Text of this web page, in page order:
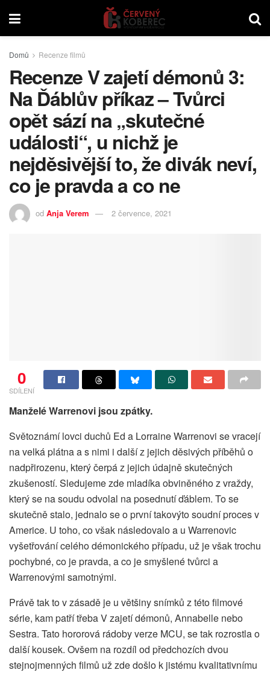
Domů Recenze filmů
Recenze V zajetí démonů 3:
Na Ďáblův příkaz – Tvůrci
opět sází na „skutečné
události“, u nichž je
nejděsivější to, že divák neví,
co je pravda a co ne
od Anja Verem 2 července, 2021
0
SDÍLENÍ
Manželé Warrenovi jsou zpátky.
Světoznámí lovci duchů Ed a Lorraine Warrenovi se vracejí
na velká plátna a s nimi i další z jejich děsivých příběhů o
nadpřirozenu, který čerpá z jejich údajně skutečných
zkušeností. Sledujeme zde mladíka obviněného z vraždy,
který se na soudu odvolal na posednutí ďáblem. To se
skutečně stalo, jednalo se o první takovýto soudní proces v
Americe. U toho, co však následovalo a u Warrenovic
vyšetřování celého démonického případu, už je však trochu
pochybné, co je pravda, a co je smyšlené tvůrci a
Warrenovými samotnými.
Právě tak to v zásadě je u většiny snímků z této filmové
série, kam patří třeba V zajetí démonů, Annabelle nebo
Sestra. Tato hororová rádoby verze MCU, se tak rozrostla o
další kousek. Ovšem na rozdíl od předchozích dvou
stejnojmenných filmů už zde došlo k jistému kvalitativnímu